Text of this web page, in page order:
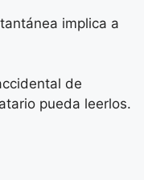
implica a
de
pueda leerlos.